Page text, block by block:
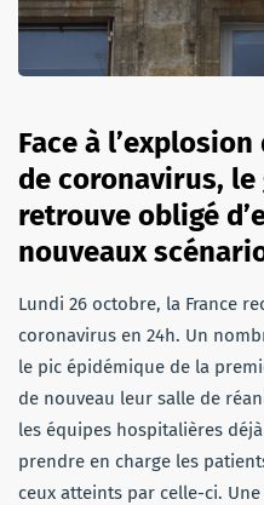
Face à
de coronavirus,
retrouve obligé
nouveaux
Lundi 26 octobre, la France
coronavirus en 24h. Un
le pic épidémique de la
de nouveau leur salle de
les équipes hospitalières
prendre en charge les
ceux atteints par celle-ci.